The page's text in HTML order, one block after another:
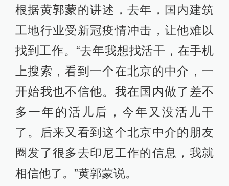
根据黄郭蒙的讲述，去年，国内建筑
工地行业受新冠疫情冲击，让他难以
找到工作。“去年我想找活干，在手机
上搜索，看到一个在北京的中介，一
开始我也不信他。我在国内做了差不
多一年的活儿后，今年又没活儿干
了。后来又看到这个北京中介的朋友
圈发了很多去印尼工作的信息，我就
相信他了。”黄郭蒙说。